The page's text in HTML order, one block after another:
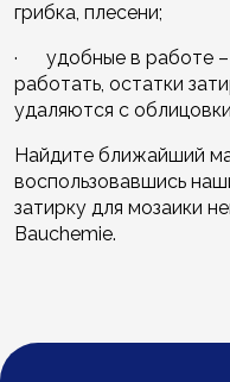
грибка, плесени;
· удобные в работе –
работать, остатки
удаляются с
Найдите ближайший
воспользовавшись
затирку для мозаики
Bauchemie.